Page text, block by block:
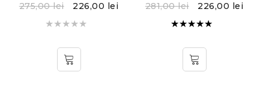
275,00lei 226,00 lei
281,00lei 226,00 lei
5.00din
5